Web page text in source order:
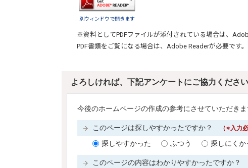
別ウィンドウで開きます
※資料としてPDFファイルが添付されている場合は、
PDF書類をご覧になる場合は、 Adobe Readerが必要です